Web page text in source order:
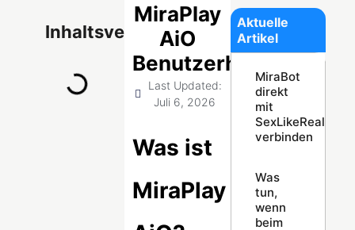
Inhaltsverzeichnis
MiraPlay
AiO
Benutzerhandbuch
Last Updated:
Juli 6, 2026
Was ist
MiraPlay
Aktuelle
Artikel
MiraBot
direkt
mit
SexLikeReal
verbinden
Was
tun,
wenn
beim